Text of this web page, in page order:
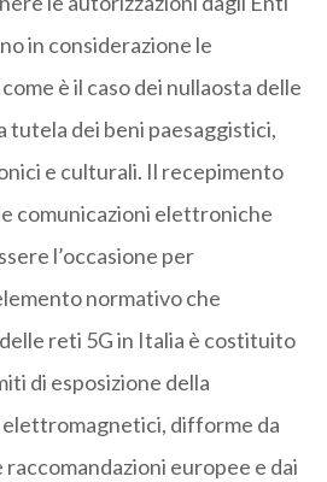
in considerazione le
è il caso dei nullaosta delle
tutela dei beni paesaggistici,
e culturali. Il recepimento
comunicazioni elettroniche
l’occasione per
normativo che
reti 5G in Italia è costituito
di esposizione della
elettromagnetici, difforme da
europee e dai